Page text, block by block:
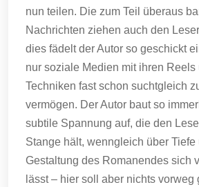
nun teilen. Die zum Teil überaus
Nachrichten ziehen auch den
dies fädelt der Autor so geschickt
nur soziale Medien mit ihren Reels
Techniken fast schon suchtgleich
vermögen. Der Autor baut so
subtile Spannung auf, die den
Stange hält, wenngleich über
Gestaltung des Romanendes sich
lässt – hier soll aber nichts vorweg